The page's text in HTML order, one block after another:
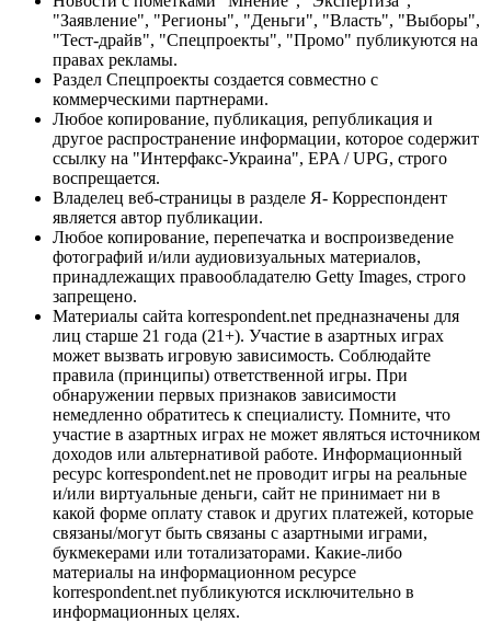
"Заявление", "Регионы", "Деньги", "Власть", "Выборы",
"Тест-драйв", "Спецпроекты", "Промо" публикуются на
правах рекламы.
Раздел Спецпроекты создается совместно с
коммерческими партнерами.
Любое копирование, публикация, републикация и
другое распространение информации, которое содержит
ссылку на "Интерфакс-Украина", EPA / UPG, строго
воспрещается.
Владелец веб-страницы в разделе Я- Корреспондент
является автор публикации.
Любое копирование, перепечатка и воспроизведение
фотографий и/или аудиовизуальных материалов,
принадлежащих правообладателю Getty Images, строго
запрещено.
Материалы сайта korrespondent.net предназначены для
лиц старше 21 года (21+). Участие в азартных играх
может вызвать игровую зависимость. Соблюдайте
правила (принципы) ответственной игры. При
обнаружении первых признаков зависимости
немедленно обратитесь к специалисту. Помните, что
участие в азартных играх не может являться источником
доходов или альтернативой работе. Информационный
ресурс korrespondent.net не проводит игры на реальные
и/или виртуальные деньги, сайт не принимает ни в
какой форме оплату ставок и других платежей, которые
связаны/могут быть связаны с азартными играми,
букмекерами или тотализаторами. Какие-либо
материалы на информационном ресурсе
korrespondent.net публикуются исключительно в
информационных целях.